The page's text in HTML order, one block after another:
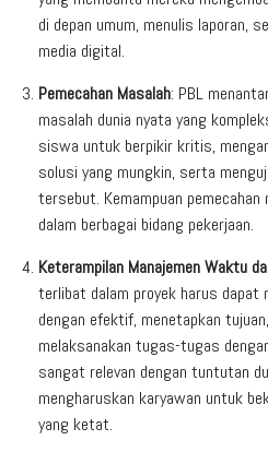
di depan umum, menulis laporan,
media digital.
Pemecahan Masalah: PBL
masalah dunia nyata yang
siswa untuk berpikir kritis,
solusi yang mungkin, serta
tersebut. Kemampuan
dalam berbagai bidang pekerjaan.
Keterampilan Manajemen Waktu
terlibat dalam proyek harus dapat
dengan efektif, menetapkan
melaksanakan tugas-tugas
sangat relevan dengan tuntutan
mengharuskan karyawan untuk
yang ketat.